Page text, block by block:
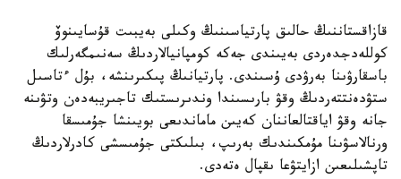
قازاقستاننىڭ حالىق پارتياسىنىڭ وكىلى بەيبىت قۇسايىنوۆ
كوللەدجدەردى بەيىندى جەكە كومپانيالاردىڭ سەنىمگەرلىك
باسقارۋىنا بەرۋدى ۇسىندى. پارتيانىڭ پىكىرىنشە، بۇل ءتاسىل
ستۋدەنتتەردىڭ وقۋ بارىسىندا وندىرىستىك تاجىريبەدەن وتۋىنە
جانە وقۋ اياقتالعاننان كەيىن ماماندىعى بويىنشا جۇمىسقا
ورنالاسۋىنا مۇمكىندىك بەرىپ، بىلىكتى جۇمىسشى كادرلاردىڭ
تاپشىلىعىن ازايتۋعا ىقپال ەتەدى.